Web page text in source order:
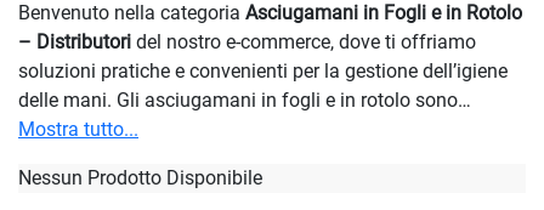
Benvenuto nella categoria Asciugamani in Fogli e in Rotolo
– Distributori del nostro e-commerce, dove ti offriamo
soluzioni pratiche e convenienti per la gestione dell’igiene
delle mani. Gli asciugamani in fogli e in rotolo sono
essenziali per garantire un ambiente pulito e igienico, sia
opzioni disponibili, siamo qui per fornirti la scelta migliore
Mostra tutto...
Nessun Prodotto Disponibile